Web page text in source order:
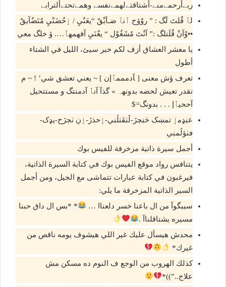
ربےأرحمےمنے-أشتاقتےلهمےنفسے وهمےتحتےألترابے
لٱ قٌلتَ لَگ : ” روٌۆح ٱنٱ ضـآيْقٌ “يعَنٌيِ / ٳحٌضَنْيِ مٌتَضٌآيقٌ
••وْآنْ قٌلَتلگ :” آنٌتَ مٌشَغٌوْل “ يعٌنَيِ آفهمهٱ…. ۆ خلگ معي
يا معشر العشاق أزف لكم خبر سيئ، الليل في الشتاء
أطول
تعرف ؤش معنى [ ﺂدمممٱإن ] ~ يعني تعشق شي’ ! ~ م
تقدر تعيش لحضه بدونهہ » گذآ آنٱ آدمنتگ و مستتحيل
آححيٱإ . . . بدونگ=$
عڹډمٳ تمښک ڂڹڄڒ-ڵٺڦٺڵڹي-ٳحذڒ-ٳڹ ٺڄڒح-یډک-
ڡٺؤڵمڹي
أجمل سيرة ذاتية مزخرفة للفيس بوك
يتنافس رواد موقع الفيس بوك في كتابة السيرة الذاتية،
فيرغبون في كتابة عبارات تتماشى مع الجيل، ومن أجمل
السير الذاتية المزخرفة ما يلي:
سيبگوآ من ال باعنا خسر دلعناا …
* *بس ال داق حبنا
مسيره يشتاقلناآ .
محدش هيسأل عليك غير اللي هيشوف يومه ناقص من
غيرك*
كذلك الهروب من الوجع ف النوم ده مسكن مش
علاج..”))*